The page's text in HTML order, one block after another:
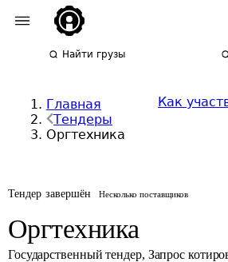
Найти грузы
Главная
Тендеры
Оргтехника
Как
Тендер завершён Несколько поставщиков
Оргтехника
Государственный тендер, Запрос